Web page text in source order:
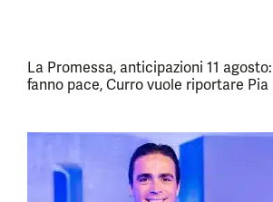
La Promessa, anticipazioni 11
fanno pace, Curro vuole riportare